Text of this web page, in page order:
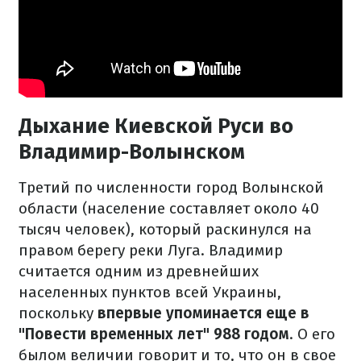
Дыхание Киевской Руси во
Владимир-Волынском
Третий по численности город Волынской
области (население составляет около 40
тысяч человек), который раскинулся на
правом берегу реки Луга. Владимир
считается одним из древнейших
населенных пунктов всей Украины,
поскольку впервые упоминается еще в
"Повести временных лет" 988 годом. О его
былом величии говорит и то, что он в свое